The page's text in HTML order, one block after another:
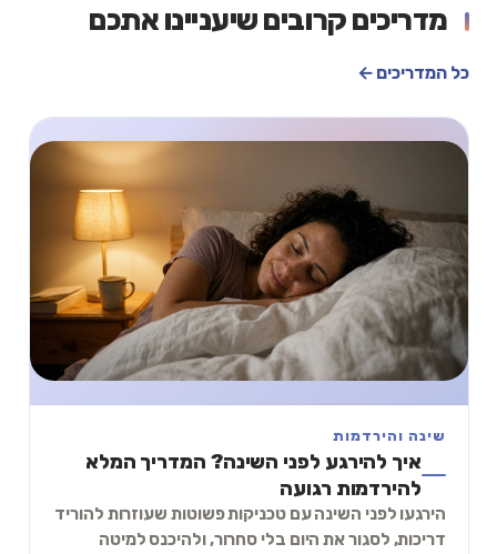
מדריכים קרובים שיעניינו אתכם
כל המדריכים ←
שינה והירדמות
איך להירגע לפני השינה? המדריך המלא
להירדמות רגועה
הירגעו לפני השינה עם טכניקות פשוטות שעוזרות להוריד
דריכות, לסגור את היום בלי סחרור, ולהיכנס למיטה